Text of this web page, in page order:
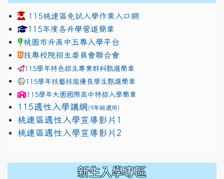
115桃連區免試入學作業入口網
link to https://www.jhjhs.tyc.edu.tw/modules/
115年度各升學管道簡章
桃園市升高中五專入學平台
技專校院招生委員會聯合會
115學年特色招生專業群科甄選簡章
115學年技藝技能優良學生甄選簡章
115學年大園國際高中特招入學簡章
115適性入學講綱 (9年級適用)
link to https://docs.google.com/presentation/d/
桃連區適性入學宣導影片1
link to https://docs.google.com/presentation/d/
桃連區適性入學宣導影片2
新生入學專區